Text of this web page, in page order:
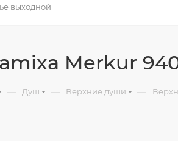
выходной
Merkur
— Душ — Верхние души —